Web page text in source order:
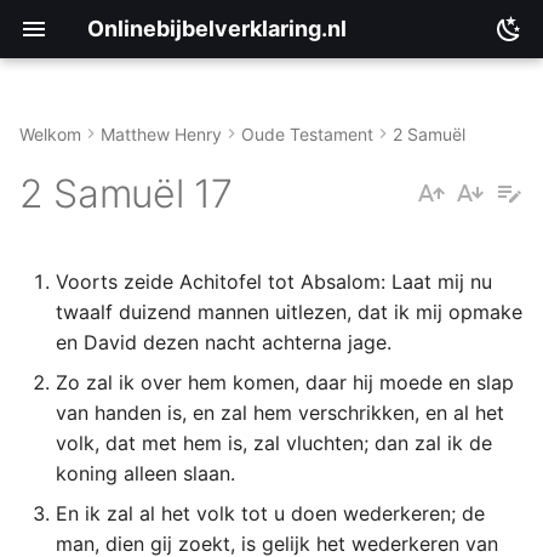
Onlinebijbelverklaring.nl
2 Samuël 17:15-21
2 Samuël 17:22-29
Lukas
Johannes
Handelingen
Romeinen
1 Korinthe
Welkom Matthew Henry Oude Testament 2 Samuël
2 Samuël 17
Voorts zeide Achitofel tot Absalom: Laat mij nu
twaalf duizend mannen uitlezen, dat ik mij opmake
en David dezen nacht achterna jage.
Zo zal ik over hem komen, daar hij moede en slap
van handen is, en zal hem verschrikken, en al het
volk, dat met hem is, zal vluchten; dan zal ik de
koning alleen slaan.
En ik zal al het volk tot u doen wederkeren; de
man, dien gij zoekt, is gelijk het wederkeren van